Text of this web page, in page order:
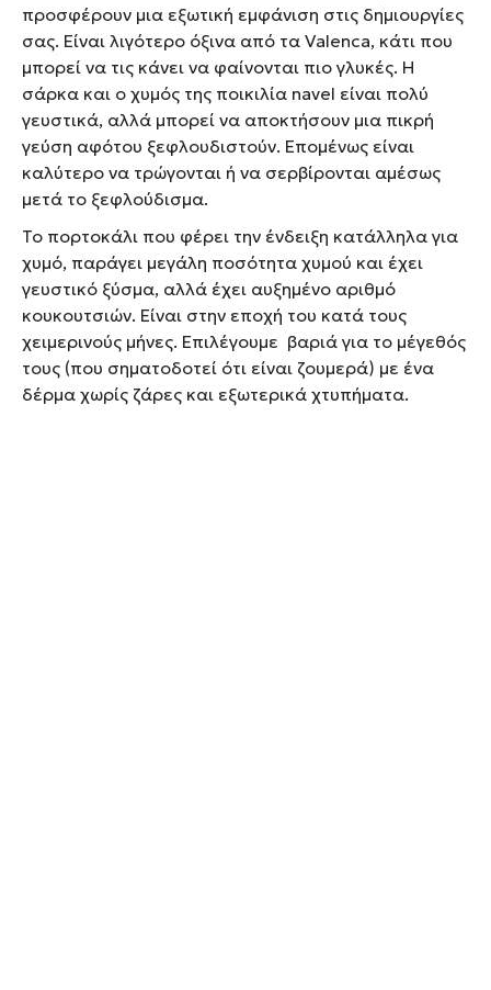
προσφέρουν μια εξωτική εμφάνιση στις δημιουργίες
σας. Είναι λιγότερο όξινα από τα Valenca, κάτι που
μπορεί να τις κάνει να φαίνονται πιο γλυκές. Η
σάρκα και ο χυμός της ποικιλία navel είναι πολύ
γευστικά, αλλά μπορεί να αποκτήσουν μια πικρή
γεύση αφότου ξεφλουδιστούν. Επομένως είναι
καλύτερο να τρώγονται ή να σερβίρονται αμέσως
μετά το ξεφλούδισμα.
Το πορτοκάλι που φέρει την ένδειξη κατάλληλα για
χυμό, παράγει μεγάλη ποσότητα χυμού και έχει
γευστικό ξύσμα, αλλά έχει αυξημένο αριθμό
κουκουτσιών. Είναι στην εποχή του κατά τους
χειμερινούς μήνες. Επιλέγουμε βαριά για το μέγεθός
τους (που σηματοδοτεί ότι είναι ζουμερά) με ένα
δέρμα χωρίς ζάρες και εξωτερικά χτυπήματα.